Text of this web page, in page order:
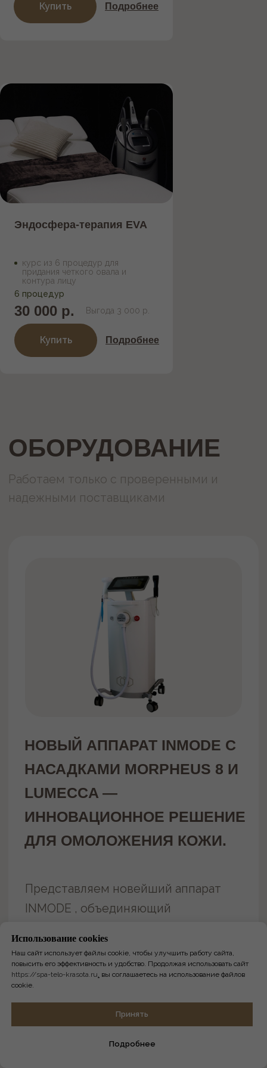
Использование сookies
Наш сайт использует файлы cookie, чтобы улучшить работу сайта,
повысить его эффективность и удобство. Продолжая использовать сайт
https://spa-telo-krasota.ru, вы соглашаетесь на использование файлов
cookie.
Принять
Подробнее
Подробнее
Купить
Подробнее
30 000 р.
Эндосфера-терапия EVA
курс из 6 процедур для
придания четкого овала и
контура лицу
Выгода 3 000 р.
6 процедур
Купить
стоимость одной процедуры 5 500 р.
которое поможет вам
2020-2025
Абонементы
О нас
Политика конфиденциальности
запись